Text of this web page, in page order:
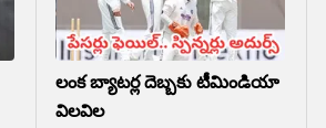
లంక బ్యాటర్ల దెబ్బకు టీమిండియా
విలవిల